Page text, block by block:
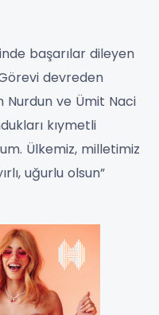
başarılar dileyen
devreden
Nurdun ve Ümit Naci
kıymetli
Ülkemiz, milletimiz
uğurlu olsun”